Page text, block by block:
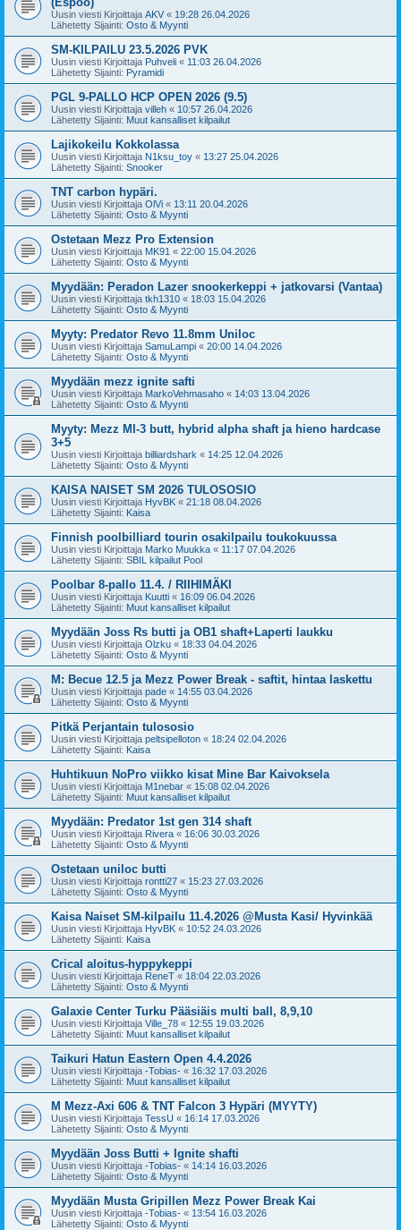
Uusin viesti Kirjoittaja AKV « 19:28 26.04.2026
Lähetetty Sijainti: Osto & Myynti
SM-KILPAILU 23.5.2026 PVK
Uusin viesti Kirjoittaja Puhveli « 11:03 26.04.2026
Lähetetty Sijainti: Pyramidi
PGL 9-PALLO HCP OPEN 2026 (9.5)
Uusin viesti Kirjoittaja villeh « 10:57 26.04.2026
Lähetetty Sijainti: Muut kansalliset kilpailut
Lajikokeilu Kokkolassa
Uusin viesti Kirjoittaja N1ksu_toy « 13:27 25.04.2026
Lähetetty Sijainti: Snooker
TNT carbon hypäri.
Uusin viesti Kirjoittaja OlVi « 13:11 20.04.2026
Lähetetty Sijainti: Osto & Myynti
Ostetaan Mezz Pro Extension
Uusin viesti Kirjoittaja MK91 « 22:00 15.04.2026
Lähetetty Sijainti: Osto & Myynti
Myydään: Peradon Lazer snookerkeppi + jatkovarsi (Vantaa)
Uusin viesti Kirjoittaja tkh1310 « 18:03 15.04.2026
Lähetetty Sijainti: Osto & Myynti
Myyty: Predator Revo 11.8mm Uniloc
Uusin viesti Kirjoittaja SamuLampi « 20:00 14.04.2026
Lähetetty Sijainti: Osto & Myynti
Myydään mezz ignite safti
Uusin viesti Kirjoittaja MarkoVehmasaho « 14:03 13.04.2026
Lähetetty Sijainti: Osto & Myynti
Myyty: Mezz MI-3 butt, hybrid alpha shaft ja hieno hardcase
3+5
Uusin viesti Kirjoittaja billiardshark « 14:25 12.04.2026
Lähetetty Sijainti: Osto & Myynti
KAISA NAISET SM 2026 TULOSOSIO
Uusin viesti Kirjoittaja HyvBK « 21:18 08.04.2026
Lähetetty Sijainti: Kaisa
Finnish poolbilliard tourin osakilpailu toukokuussa
Uusin viesti Kirjoittaja Marko Muukka « 11:17 07.04.2026
Lähetetty Sijainti: SBIL kilpailut Pool
Poolbar 8-pallo 11.4. / RIIHIMÄKI
Uusin viesti Kirjoittaja Kuutti « 16:09 06.04.2026
Lähetetty Sijainti: Muut kansalliset kilpailut
Myydään Joss Rs butti ja OB1 shaft+Laperti laukku
Uusin viesti Kirjoittaja Olzku « 18:33 04.04.2026
Lähetetty Sijainti: Osto & Myynti
M: Becue 12.5 ja Mezz Power Break - saftit, hintaa laskettu
Uusin viesti Kirjoittaja pade « 14:55 03.04.2026
Lähetetty Sijainti: Osto & Myynti
Pitkä Perjantain tulososio
Uusin viesti Kirjoittaja peltsipelloton « 18:24 02.04.2026
Lähetetty Sijainti: Kaisa
Huhtikuun NoPro viikko kisat Mine Bar Kaivoksela
Uusin viesti Kirjoittaja M1nebar « 15:08 02.04.2026
Lähetetty Sijainti: Muut kansalliset kilpailut
Myydään: Predator 1st gen 314 shaft
Uusin viesti Kirjoittaja Rivera « 16:06 30.03.2026
Lähetetty Sijainti: Osto & Myynti
Ostetaan uniloc butti
Uusin viesti Kirjoittaja rontti27 « 15:23 27.03.2026
Lähetetty Sijainti: Osto & Myynti
Kaisa Naiset SM-kilpailu 11.4.2026 @Musta Kasi/ Hyvinkää
Uusin viesti Kirjoittaja HyvBK « 10:52 24.03.2026
Lähetetty Sijainti: Kaisa
Crical aloitus-hyppykeppi
Uusin viesti Kirjoittaja ReneT « 18:04 22.03.2026
Lähetetty Sijainti: Osto & Myynti
Galaxie Center Turku Pääsiäis multi ball, 8,9,10
Uusin viesti Kirjoittaja Ville_78 « 12:55 19.03.2026
Lähetetty Sijainti: Muut kansalliset kilpailut
Taikuri Hatun Eastern Open 4.4.2026
Uusin viesti Kirjoittaja -Tobias- « 16:32 17.03.2026
Lähetetty Sijainti: Muut kansalliset kilpailut
M Mezz-Axi 606 & TNT Falcon 3 Hypäri (MYYTY)
Uusin viesti Kirjoittaja TessU « 16:14 17.03.2026
Lähetetty Sijainti: Osto & Myynti
Myydään Joss Butti + Ignite shafti
Uusin viesti Kirjoittaja -Tobias- « 14:14 16.03.2026
Lähetetty Sijainti: Osto & Myynti
Myydään Musta Gripillen Mezz Power Break Kai
Uusin viesti Kirjoittaja -Tobias- « 13:54 16.03.2026
Lähetetty Sijainti: Osto & Myynti